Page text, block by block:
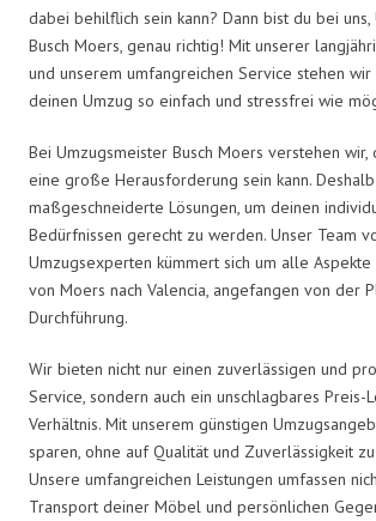
dabei behilflich sein kann? Dann bist du bei
Busch Moers, genau richtig! Mit unserer
und unserem umfangreichen Service stehen
deinen Umzug so einfach und stressfrei wie
Bei Umzugsmeister Busch Moers verstehen wir,
eine große Herausforderung sein kann.
maßgeschneiderte Lösungen, um deinen
Bedürfnissen gerecht zu werden. Unser Team
Umzugsexperten kümmert sich um alle Aspekte
von Moers nach Valencia, angefangen von der
Durchführung.
Wir bieten nicht nur einen zuverlässigen und
Service, sondern auch ein unschlagbares Preis-
Verhältnis. Mit unserem günstigen
sparen, ohne auf Qualität und Zuverlässigkeit
Unsere umfangreichen Leistungen umfassen
Transport deiner Möbel und persönlichen